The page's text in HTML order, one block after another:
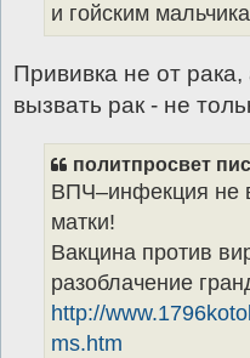
и гойским
Прививка не от
вызвать рак - не
политпросвет
ВПЧ–инфекция не
матки!
Вакцина против
разоблачение
http://
ms.htm